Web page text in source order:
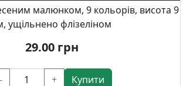
малюнком, 9 кольорів, висота 9
ущільнено флізеліном
29.00грн
- +
Купити